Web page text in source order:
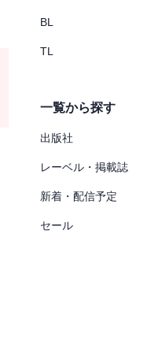
BL
TL
一覧から探す
出版社
レーベル・掲載誌
新着・配信予定
セール